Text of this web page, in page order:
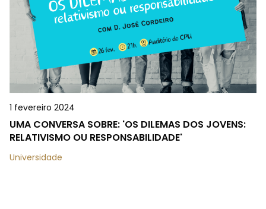
1 fevereiro 2024
UMA CONVERSA SOBRE: 'OS DILEMAS DOS JOVENS:
RELATIVISMO OU RESPONSABILIDADE'
Universidade